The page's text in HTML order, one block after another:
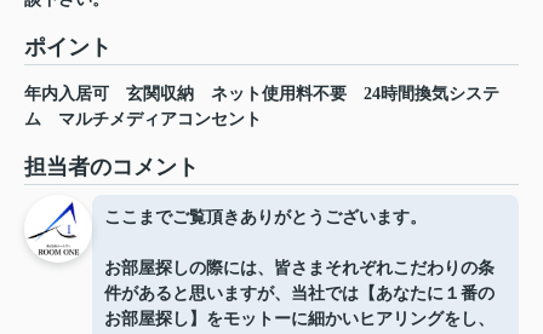
ポイント
年内入居可 玄関収納 ネット使用料不要
24時間換気システ
ム
マルチメディアコンセント
担当者のコメント
ここまでご覧頂きありがとうございます。
お部屋探しの際には、皆さまそれぞれこだわりの条
件があると思いますが、当社では【あなたに１番の
お部屋探し】をモットーに細かいヒアリングをし、